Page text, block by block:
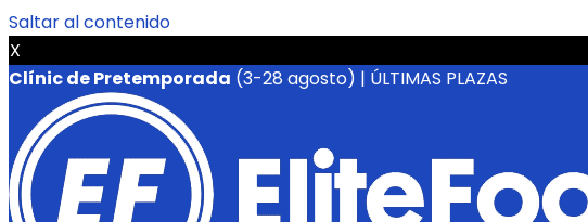
Saltar al contenido
X
Clínic de Pretemporada (3-28 agosto) | ÚLTIMAS PLAZAS